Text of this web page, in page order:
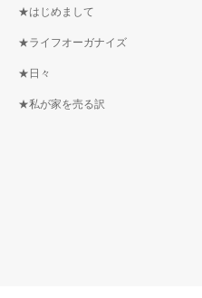
★はじめまして
★ライフオーガナイズ
★日々
★私が家を売る訳